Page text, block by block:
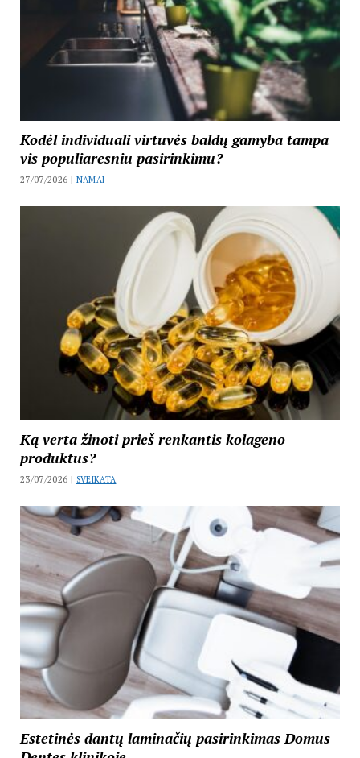
Kodėl individuali virtuvės baldų gamyba tampa
vis populiaresniu pasirinkimu?
27/07/2026 | NAMAI
Ką verta žinoti prieš renkantis kolageno
produktus?
23/07/2026 | SVEIKATA
Estetinės dantų laminačių pasirinkimas Domus